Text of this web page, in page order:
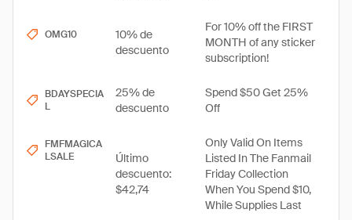
OMG10
10% de
descuento
For 10% off the FIRST
MONTH of any sticker
subscription!
BDAYSPECIA
L
25% de
descuento
Spend $50 Get 25%
Off
FMFMAGICA
LSALE
Último
descuento:
$42,74
Only Valid On Items
Listed In The Fanmail
Friday Collection
When You Spend $10,
While Supplies Last